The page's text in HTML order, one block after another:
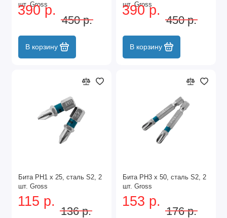
шт. Gross
390 р.
450 р.
В корзину
шт. Gross
390 р.
450 р.
В корзину
Бита РН1 х 25, сталь S2, 2
шт. Gross
115 р.
136 р.
Бита РН3 х 50, сталь S2, 2
шт. Gross
153 р.
176 р.